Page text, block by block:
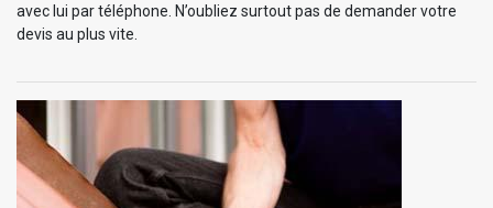
avec lui par téléphone. N’oubliez surtout pas de demander votre
devis au plus vite.